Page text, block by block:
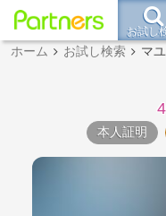
お試し
ホーム お試し検索 マ
本人証明